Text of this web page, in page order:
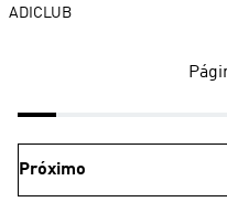
ADICLUB
Próximo